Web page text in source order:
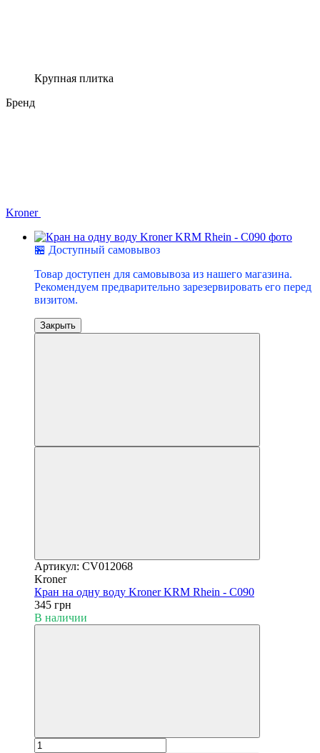
Крупная плитка
Бренд
Kroner
🏪 Доступный самовывоз
Товар доступен для самовывоза из нашего магазина.
Рекомендуем предварительно зарезервировать его перед
визитом.
Закрыть
Артикул: CV012068
Kroner
Кран на одну воду Kroner KRM Rhein - C090
345 грн
В наличии